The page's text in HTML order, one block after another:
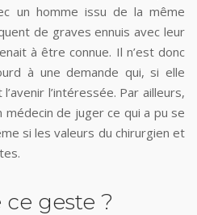
un homme issu de la même
de graves ennuis avec leur
à être connue. Il n’est donc
à une demande qui, si elle
l’intéressée. Par ailleurs,
médecin de juger ce qui a pu se
si les valeurs du chirurgien et
ce geste ?